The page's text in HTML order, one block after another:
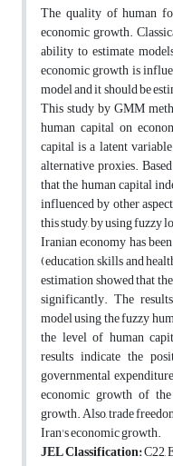
The quality of human
economic growth.
ability to estimate
economic growth is
model and it should be
This study by GMM
human capital on
capital is a latent
alternative proxies.
that the human capital
influenced by other
this study, by using fuzzy
Iranian economy has
(education, skills and
estimation showed that
significantly. The
model using the fuzzy
the level of human
results indicate the
governmental
economic growth of
growth. Also, trade
Iran's economic growth.
JEL Classification:C22,